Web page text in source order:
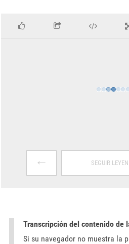
← SEGUIR
Transcripción del contenido de
Si su navegador no muestra la